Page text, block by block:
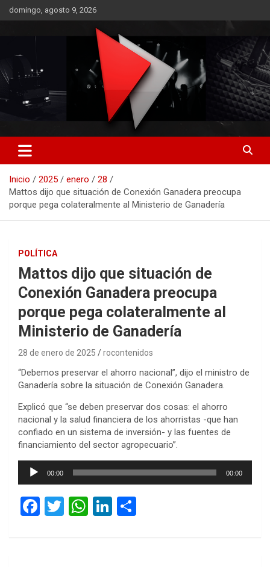
Saltar
al
domingo, agosto 9, 2026
RO CONTENIDOS
Inicio 2025 enero
28
Mattos dijo que situación de Conexión Ganadera preocupa
porque pega colateralmente al Ministerio de Ganadería
POLÍTICA
Mattos dijo que situación de
Conexión Ganadera preocupa
porque pega colateralmente al
Ministerio de Ganadería
28 de enero de 2025 rocontenidos
“Debemos preservar el ahorro nacional”, dijo el ministro de
Ganadería sobre la situación de Conexión Ganadera.
Explicó que “se deben preservar dos cosas: el ahorro
nacional y la salud financiera de los ahorristas -que han
confiado en un sistema de inversión- y las fuentes de
financiamiento del sector agropecuario”.
Reproductor
00:00 00:00
F
ce
T
tt
W
at
Li
ke m